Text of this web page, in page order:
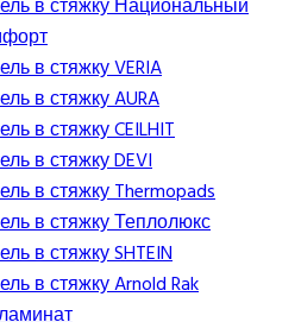
в стяжку Национальный
в стяжку VERIA
в стяжку AURA
в стяжку CEILHIT
в стяжку DEVI
в стяжку Thermopads
в стяжку Теплолюкс
в стяжку SHTEIN
в стяжку Arnold Rak